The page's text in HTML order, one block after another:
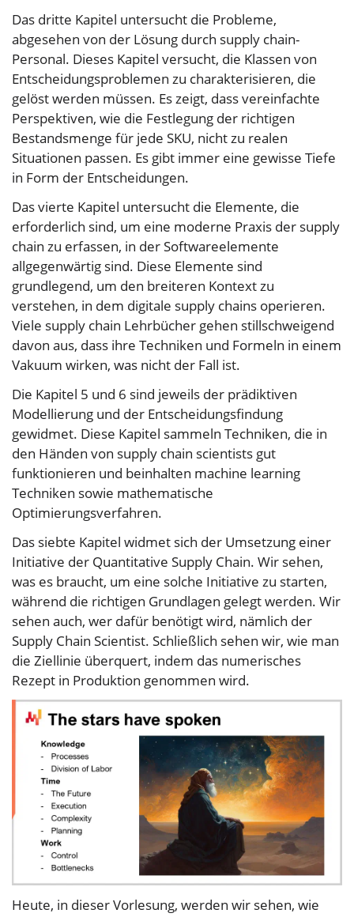
Das dritte Kapitel untersucht die Probleme,
abgesehen von der Lösung durch supply chain-
Personal. Dieses Kapitel versucht, die Klassen von
Entscheidungsproblemen zu charakterisieren, die
gelöst werden müssen. Es zeigt, dass vereinfachte
Perspektiven, wie die Festlegung der richtigen
Bestandsmenge für jede SKU, nicht zu realen
Situationen passen. Es gibt immer eine gewisse Tiefe
in Form der Entscheidungen.
Das vierte Kapitel untersucht die Elemente, die
erforderlich sind, um eine moderne Praxis der supply
chain zu erfassen, in der Softwareelemente
allgegenwärtig sind. Diese Elemente sind
grundlegend, um den breiteren Kontext zu
verstehen, in dem digitale supply chains operieren.
Viele supply chain Lehrbücher gehen stillschweigend
davon aus, dass ihre Techniken und Formeln in einem
Vakuum wirken, was nicht der Fall ist.
Die Kapitel 5 und 6 sind jeweils der prädiktiven
Modellierung und der Entscheidungsfindung
gewidmet. Diese Kapitel sammeln Techniken, die in
den Händen von supply chain scientists gut
funktionieren und beinhalten machine learning
Techniken sowie mathematische
Optimierungsverfahren.
Das siebte Kapitel widmet sich der Umsetzung einer
Initiative der Quantitative Supply Chain. Wir sehen,
was es braucht, um eine solche Initiative zu starten,
während die richtigen Grundlagen gelegt werden. Wir
sehen auch, wer dafür benötigt wird, nämlich der
Supply Chain Scientist. Schließlich sehen wir, wie man
die Ziellinie überquert, indem das numerisches
Rezept in Produktion genommen wird.
Heute, in dieser Vorlesung, werden wir sehen, wie